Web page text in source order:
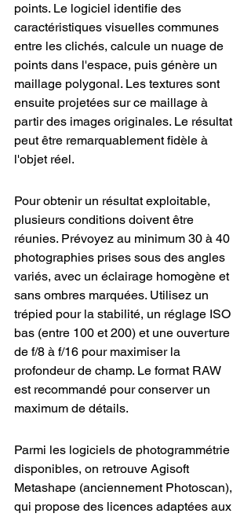
points. Le logiciel identifie des
caractéristiques visuelles communes
entre les clichés, calcule un nuage de
points dans l'espace, puis génère un
maillage polygonal. Les textures sont
ensuite projetées sur ce maillage à
partir des images originales. Le résultat
peut être remarquablement fidèle à
l'objet réel.
Pour obtenir un résultat exploitable,
plusieurs conditions doivent être
réunies. Prévoyez au minimum 30 à 40
photographies prises sous des angles
variés, avec un éclairage homogène et
sans ombres marquées. Utilisez un
trépied pour la stabilité, un réglage ISO
bas (entre 100 et 200) et une ouverture
de f/8 à f/16 pour maximiser la
profondeur de champ. Le format RAW
est recommandé pour conserver un
maximum de détails.
Parmi les logiciels de photogrammétrie
disponibles, on retrouve Agisoft
Metashape (anciennement Photoscan),
qui propose des licences adaptées aux